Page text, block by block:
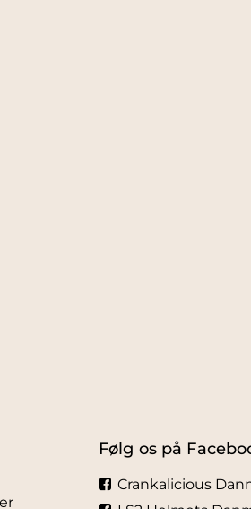
Følg os på
Crankalicious